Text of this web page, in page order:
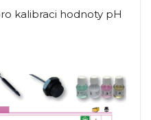
kalibraci hodnoty pH